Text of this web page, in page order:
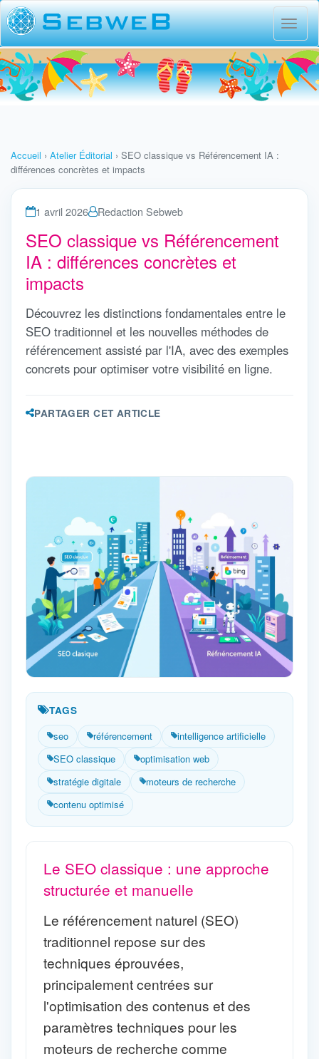
Menu
Accueil › Atelier Éditorial › SEO classique vs Référencement IA :
différences concrètes et impacts
1 avril 2026 Redaction Sebweb
SEO classique vs Référencement
IA : différences concrètes et
impacts
Découvrez les distinctions fondamentales entre le
SEO traditionnel et les nouvelles méthodes de
référencement assisté par l'IA, avec des exemples
concrets pour optimiser votre visibilité en ligne.
PARTAGER CET ARTICLE
TAGS
seo
référencement
intelligence artificielle
SEO classique
optimisation web
stratégie digitale
moteurs de recherche
contenu optimisé
Le SEO classique : une approche
structurée et manuelle
Le référencement naturel (SEO)
traditionnel repose sur des
techniques éprouvées,
principalement centrées sur
l'optimisation des contenus et des
paramètres techniques pour les
moteurs de recherche comme